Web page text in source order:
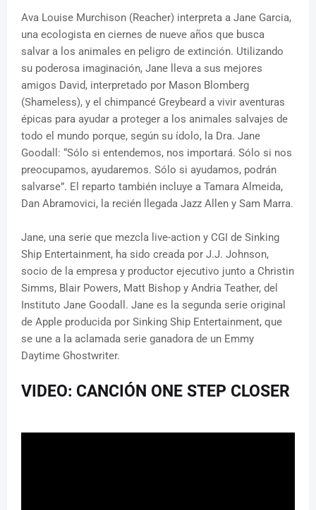
Ava Louise Murchison (Reacher) interpreta a Jane Garcia,
una ecologista en ciernes de nueve años que busca
salvar a los animales en peligro de extinción. Utilizando
su poderosa imaginación, Jane lleva a sus mejores
amigos David, interpretado por Mason Blomberg
(Shameless), y el chimpancé Greybeard a vivir aventuras
épicas para ayudar a proteger a los animales salvajes de
todo el mundo porque, según su ídolo, la Dra. Jane
Goodall: “Sólo si entendemos, nos importará. Sólo si nos
preocupamos, ayudaremos. Sólo si ayudamos, podrán
salvarse”. El reparto también incluye a Tamara Almeida,
Dan Abramovici, la recién llegada Jazz Allen y Sam Marra.
Jane, una serie que mezcla live-action y CGI de Sinking
Ship Entertainment, ha sido creada por J.J. Johnson,
socio de la empresa y productor ejecutivo junto a Christin
Simms, Blair Powers, Matt Bishop y Andria Teather, del
Instituto Jane Goodall. Jane es la segunda serie original
de Apple producida por Sinking Ship Entertainment, que
se une a la aclamada serie ganadora de un Emmy
Daytime Ghostwriter.
VIDEO: CANCIÓN ONE STEP CLOSER